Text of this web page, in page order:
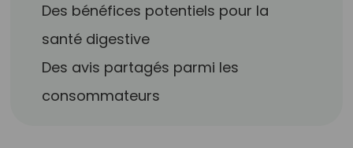
Des bénéfices potentiels pour la
santé digestive
Des avis partagés parmi les
consommateurs